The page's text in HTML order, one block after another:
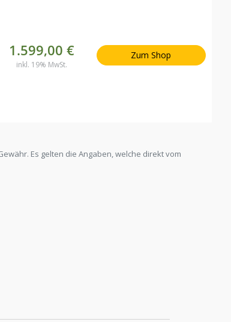
1.599,00 €
inkl. 19% MwSt.
Zum Shop
Es gelten die Angaben, welche direkt vom